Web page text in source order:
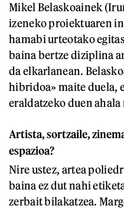
Mikel Belaskoainek
izeneko proiektuaren
hamabi urteotako
baina bertze diziplina
da elkarlanean.
hibridoa» maite duela,
eraldatzeko duen
Artista, sortzaile,
espazioa?
Nire ustez, artea
baina ez dut nahi
zerbait bilakatzea.